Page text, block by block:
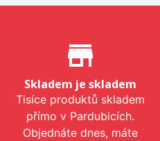
Proč nakupovat u nás?
store_mall_directory
Skladem je skladem
Tisíce produktů skladem
přímo v Pardubicích.
Objednáte dnes, máte